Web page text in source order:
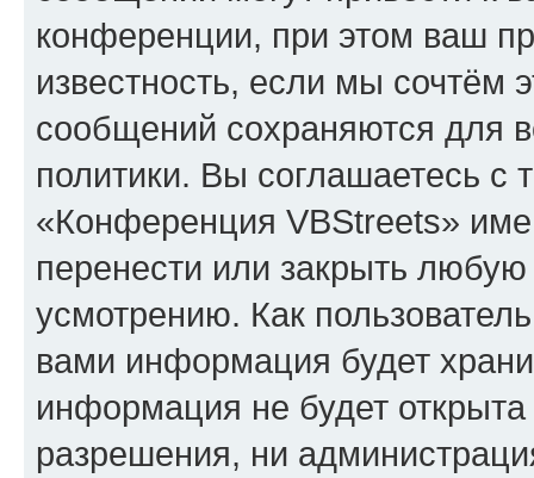
конференции, при этом ваш
известность, если мы сочтём
сообщений сохраняются для
политики. Вы соглашаетесь
«Конференция VBStreets»
перенести или закрыть
усмотрению. Как
вами информация будет
информация не будет
разрешения, ни